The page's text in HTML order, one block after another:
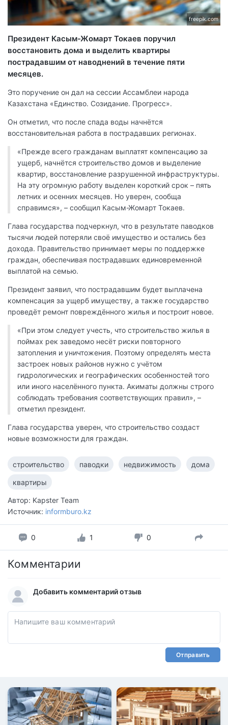
freepik.com
Президент Касым-Жомарт Токаев поручил
восстановить дома и выделить квартиры
пострадавшим от наводнений в течение пяти
месяцев.
Это поручение он дал на сессии Ассамблеи народа
Казахстана «Единство. Созидание. Прогресс».
Он отметил, что после спада воды начнётся
восстановительная работа в пострадавших регионах.
«Прежде всего гражданам выплатят компенсацию за
ущерб, начнётся строительство домов и выделение
квартир, восстановление разрушенной инфраструктуры.
На эту огромную работу выделен короткий срок – пять
летних и осенних месяцев. Но уверен, сообща
справимся», – сообщил Касым-Жомарт Токаев.
Глава государства подчеркнул, что в результате паводков
тысячи людей потеряли своё имущество и остались без
дохода. Правительство принимает меры по поддержке
граждан, обеспечивая пострадавших единовременной
выплатой на семью.
Президент заявил, что пострадавшим будет выплачена
компенсация за ущерб имуществу, а также государство
проведёт ремонт повреждённого жилья и построит новое.
«При этом следует учесть, что строительство жилья в
поймах рек заведомо несёт риски повторного
затопления и уничтожения. Поэтому определять места
застроек новых районов нужно с учётом
гидрологических и географических особенностей того
или иного населённого пункта. Акиматы должны строго
соблюдать требования соответствующих правил», –
отметил президент.
Глава государства уверен, что строительство создаст
новые возможности для граждан.
строительство паводки недвижимость дома
квартиры
Автор: Kapster Team
Источник: informburo.kz
0 1 0
Комментарии
Добавить комментарий отзыв
Отправить